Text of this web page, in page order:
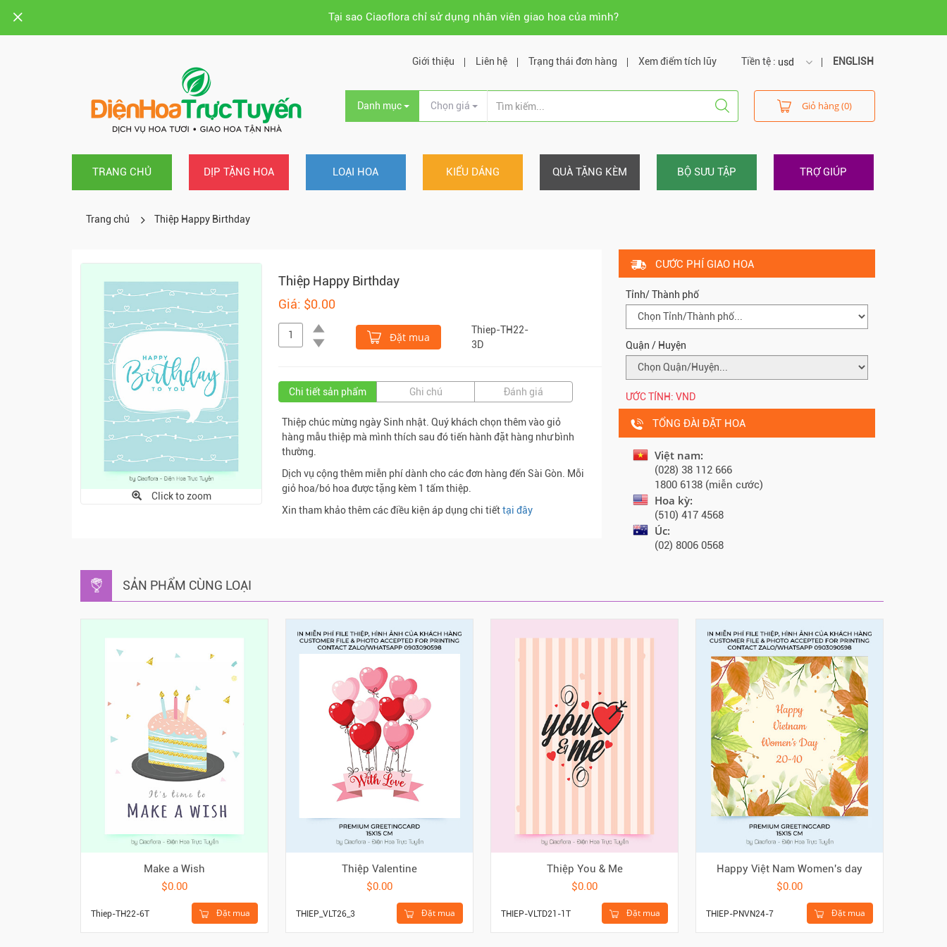
Tại sao Ciaoflora chỉ sử dụng nhân viên giao hoa của mình?
Tiền tệ : usd
usd
vnd
ENGLISH
Giới thiệu Liên hệ Trạng thái đơn hàng Xem điểm tích lũy
Danh mục Chọn giá Giỏ hàng (0)
TRANG CHỦ DỊP TẶNG HOA LOẠI HOA KIỂU DÁNG QUÀ TẶNG KÈM BỘ SƯU TẬP TRỢ GIÚP
Trang chủ Thiệp Happy Birthday
Click to zoom
Thiệp Happy Birthday
Giá: $0.00
Đặt mua
Thiep-TH22-
3D
Chi tiết sản phẩm Ghi chú Đánh giá
Thiệp chúc mừng ngày Sinh nhật. Quý khách chọn thêm vào giỏ
hàng mẫu thiệp mà mình thích sau đó tiến hành đặt hàng như bình
thường.
Dịch vụ cộng thêm miễn phí dành cho các đơn hàng đến Sài Gòn. Mỗi
giỏ hoa/bó hoa được tặng kèm 1 tấm thiệp.
Xin tham khảo thêm các điều kiện áp dụng chi tiếttại đây
CƯỚC PHÍ GIAO HOA
Tỉnh/ Thành phố
Quận / Huyện
ƯỚC TÍNH: VND
TỔNG ĐÀI ĐẶT HOA
Việt nam:
(028) 38 112 666
1800 6138 (miễn cước)
Hoa kỳ:
(510) 417 4568
Úc:
(02) 8006 0568
SẢN PHẨM CÙNG LOẠI
Make a Wish
$0.00
Đặt mua
Thiep-TH22-6T
Thiệp Valentine
$0.00
Đặt mua
THIEP_VLT26_3
Thiệp You & Me
$0.00
Đặt mua
THIEP-VLTD21-1T
Happy Việt Nam Women's day
$0.00
Đặt mua
THIEP-PNVN24-7